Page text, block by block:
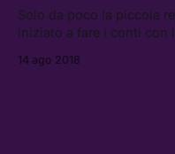
Solo da poco la piccola
iniziato a fare i conti con
14 ago 2018